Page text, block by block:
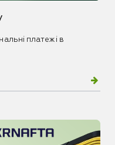
платежі в